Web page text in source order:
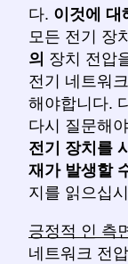
다. 이것에 대
모든 전기 장
의 장치 전압
전기 네트워
해야합니다.
다시 질문해
전기 장치를
재가 발생할
지를 읽으십
긍정적 인 측
네트워크 전